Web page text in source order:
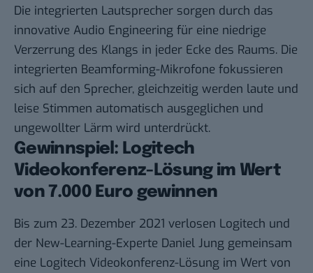
Die integrierten Lautsprecher sorgen durch das
innovative Audio Engineering für eine niedrige
Verzerrung des Klangs in jeder Ecke des Raums. Die
integrierten Beamforming-Mikrofone fokussieren
sich auf den Sprecher, gleichzeitig werden laute und
leise Stimmen automatisch ausgeglichen und
ungewollter Lärm wird unterdrückt.
Gewinnspiel: Logitech
Videokonferenz-Lösung im Wert
von 7.000 Euro gewinnen
Bis zum 23. Dezember 2021 verlosen Logitech und
der New-Learning-Experte Daniel Jung gemeinsam
eine Logitech Videokonferenz-Lösung im Wert von